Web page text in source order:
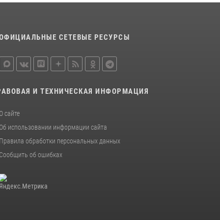
полугодие 2026 года
Новгородские росгвардейцы рассказали о
30 июля 2026, 08:40 5
участие в чемпионате по многоборью
округа Росгвардии
СЕТЕВЫЕ РЕСУРСЫ
И ТЕХНИЧЕСКАЯ ИНФОРМАЦИЯ
О сайте
Об использовании информации сайта
Правила обработки персональных данных
Сообщить об ошибках